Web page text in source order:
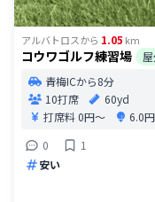
アルバトロスから 1.05 km
コウワゴルフ練習場
青梅ICから8分
10打席
60yd
打席料0円〜
6.0
0
1
安い